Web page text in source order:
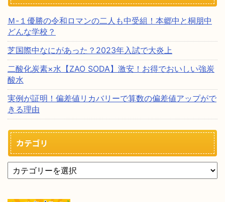
Ｍ-１優勝の令和ロマンの二人も中受組！本郷中と桐朋中
どんな学校？
芝国際中なにがあった？2023年入試で大炎上
二酸化炭素×水【ZAO SODA】激安！お得でおいしい強炭
酸水
実例が証明！偏差値リカバリーで算数の偏差値アップがで
きる理由
カテゴリ